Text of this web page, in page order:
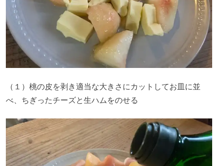
（１）桃の皮を剥き適当な大きさにカットしてお皿に並
べ、ちぎったチーズと生ハムをのせる